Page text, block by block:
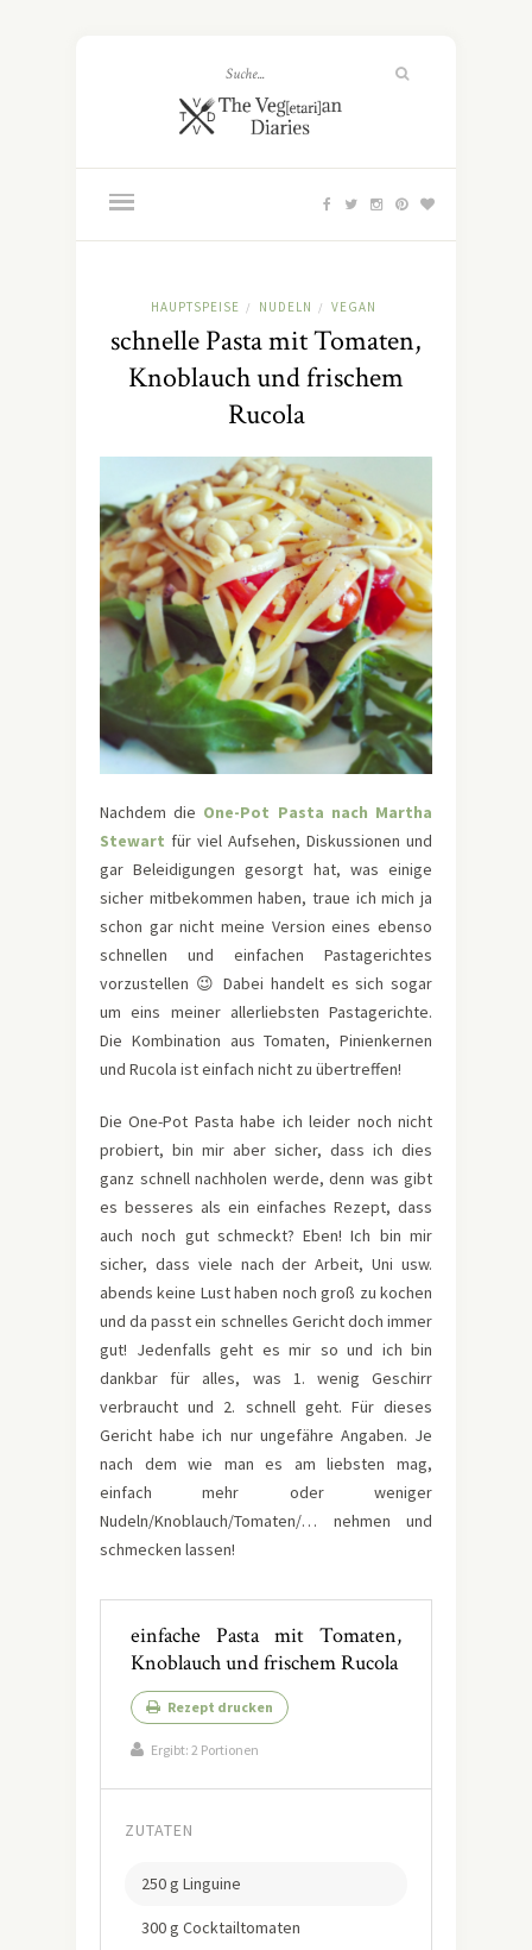
HAUPTSPEISE / NUDELN / VEGAN
schnelle Pasta mit Tomaten,
Knoblauch und frischem
Rucola
Nachdem die One-Pot Pasta nach Martha
Stewart für viel Aufsehen, Diskussionen und
gar Beleidigungen gesorgt hat, was einige
sicher mitbekommen haben, traue ich mich ja
schon gar nicht meine Version eines ebenso
schnellen und einfachen Pastagerichtes
vorzustellen 😉 Dabei handelt es sich sogar
um eins meiner allerliebsten Pastagerichte.
Die Kombination aus Tomaten, Pinienkernen
und Rucola ist einfach nicht zu übertreffen!
Die One-Pot Pasta habe ich leider noch nicht
probiert, bin mir aber sicher, dass ich dies
ganz schnell nachholen werde, denn was gibt
es besseres als ein einfaches Rezept, dass
auch noch gut schmeckt? Eben! Ich bin mir
sicher, dass viele nach der Arbeit, Uni usw.
abends keine Lust haben noch groß zu kochen
und da passt ein schnelles Gericht doch immer
gut! Jedenfalls geht es mir so und ich bin
dankbar für alles, was 1. wenig Geschirr
verbraucht und 2. schnell geht. Für dieses
Gericht habe ich nur ungefähre Angaben. Je
nach dem wie man es am liebsten mag,
einfach mehr oder weniger
Nudeln/Knoblauch/Tomaten/… nehmen und
schmecken lassen!
einfache Pasta mit Tomaten,
Knoblauch und frischem Rucola
Rezept drucken
Ergibt: 2 Portionen
ZUTATEN
250 g Linguine
300 g Cocktailtomaten